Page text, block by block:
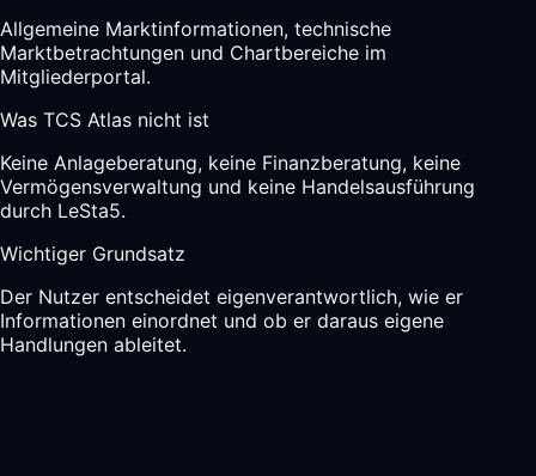
Allgemeine Marktinformationen, technische
Marktbetrachtungen und Chartbereiche im
Mitgliederportal.
Was TCS Atlas nicht ist
Keine Anlageberatung, keine Finanzberatung, keine
Vermögensverwaltung und keine Handelsausführung
durch LeSta5.
Wichtiger Grundsatz
Der Nutzer entscheidet eigenverantwortlich, wie er
Informationen einordnet und ob er daraus eigene
Handlungen ableitet.